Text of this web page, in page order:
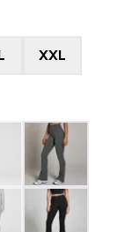
XXL